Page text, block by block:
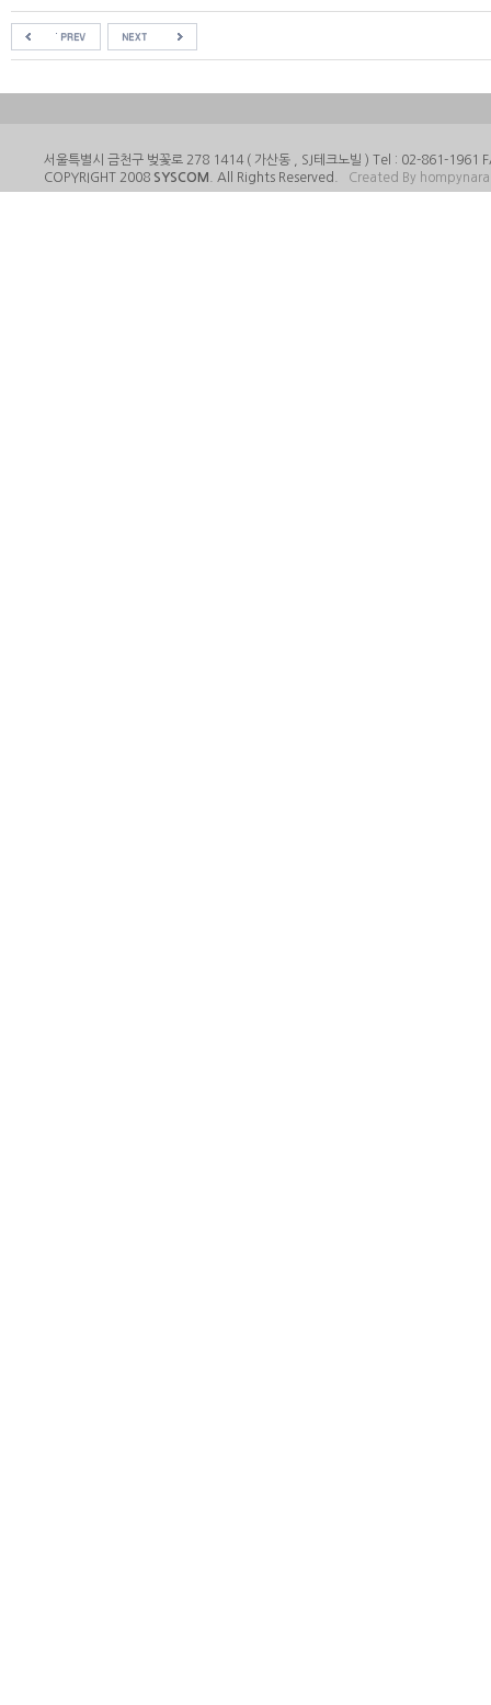
서울특별시 금천구 벚꽃로 278 1414 ( 가산동 , SJ테크노빌 ) Tel : 02-861-1961
COPYRIGHT 2008 SYSCOM . All Rights Reserved. Created By